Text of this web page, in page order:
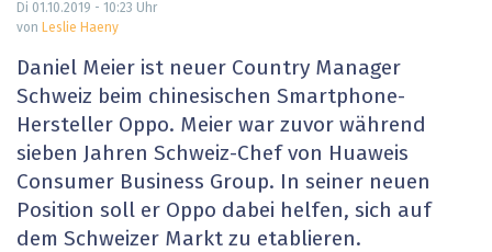
Di 01.10.2019 - 10:23 Uhr
von Leslie Haeny
Daniel Meier ist neuer Country Manager
Schweiz beim chinesischen Smartphone-
Hersteller Oppo. Meier war zuvor während
sieben Jahren Schweiz-Chef von Huaweis
Consumer Business Group. In seiner neuen
Position soll er Oppo dabei helfen, sich auf
dem Schweizer Markt zu etablieren.